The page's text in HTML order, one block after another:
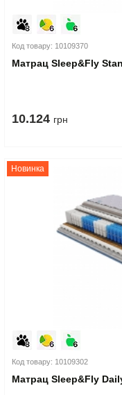
Код товару: 10109370
Матрац Sleep&Fly
10.124 грн
Новинка
Код товару: 10109302
Матрац Sleep&Fly